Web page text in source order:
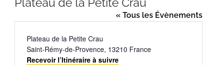
« Tous les Évènements
Adresse
Plateau de la Petite Crau
Saint-Rémy-de-Provence, 13210 France
Recevoir l’Itinéraire à suivre